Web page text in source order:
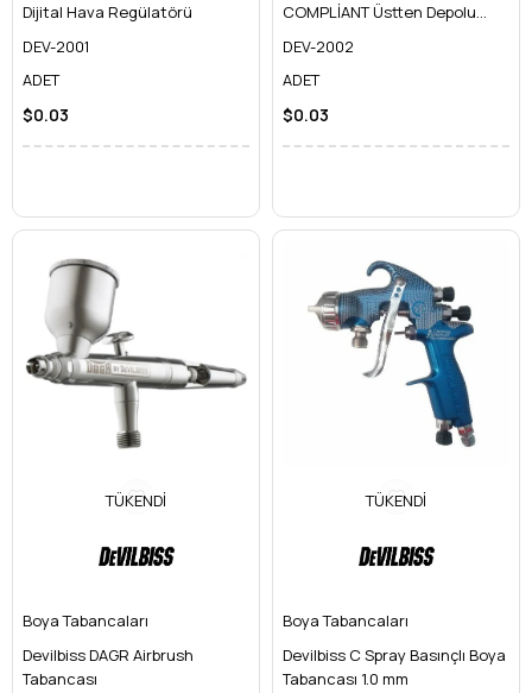
Dijital Hava Regülatörü
DEV-2001
ADET
$0.03
COMPLİANT Üstten Depolu
DEV-2002
ADET
$0.03
TÜKENDI
Boya Tabancaları
Devilbiss DAGR Airbrush
Tabancası
TÜKENDI
Boya Tabancaları
Devilbiss C Spray Basınçlı Boya
Tabancası 1.0 mm